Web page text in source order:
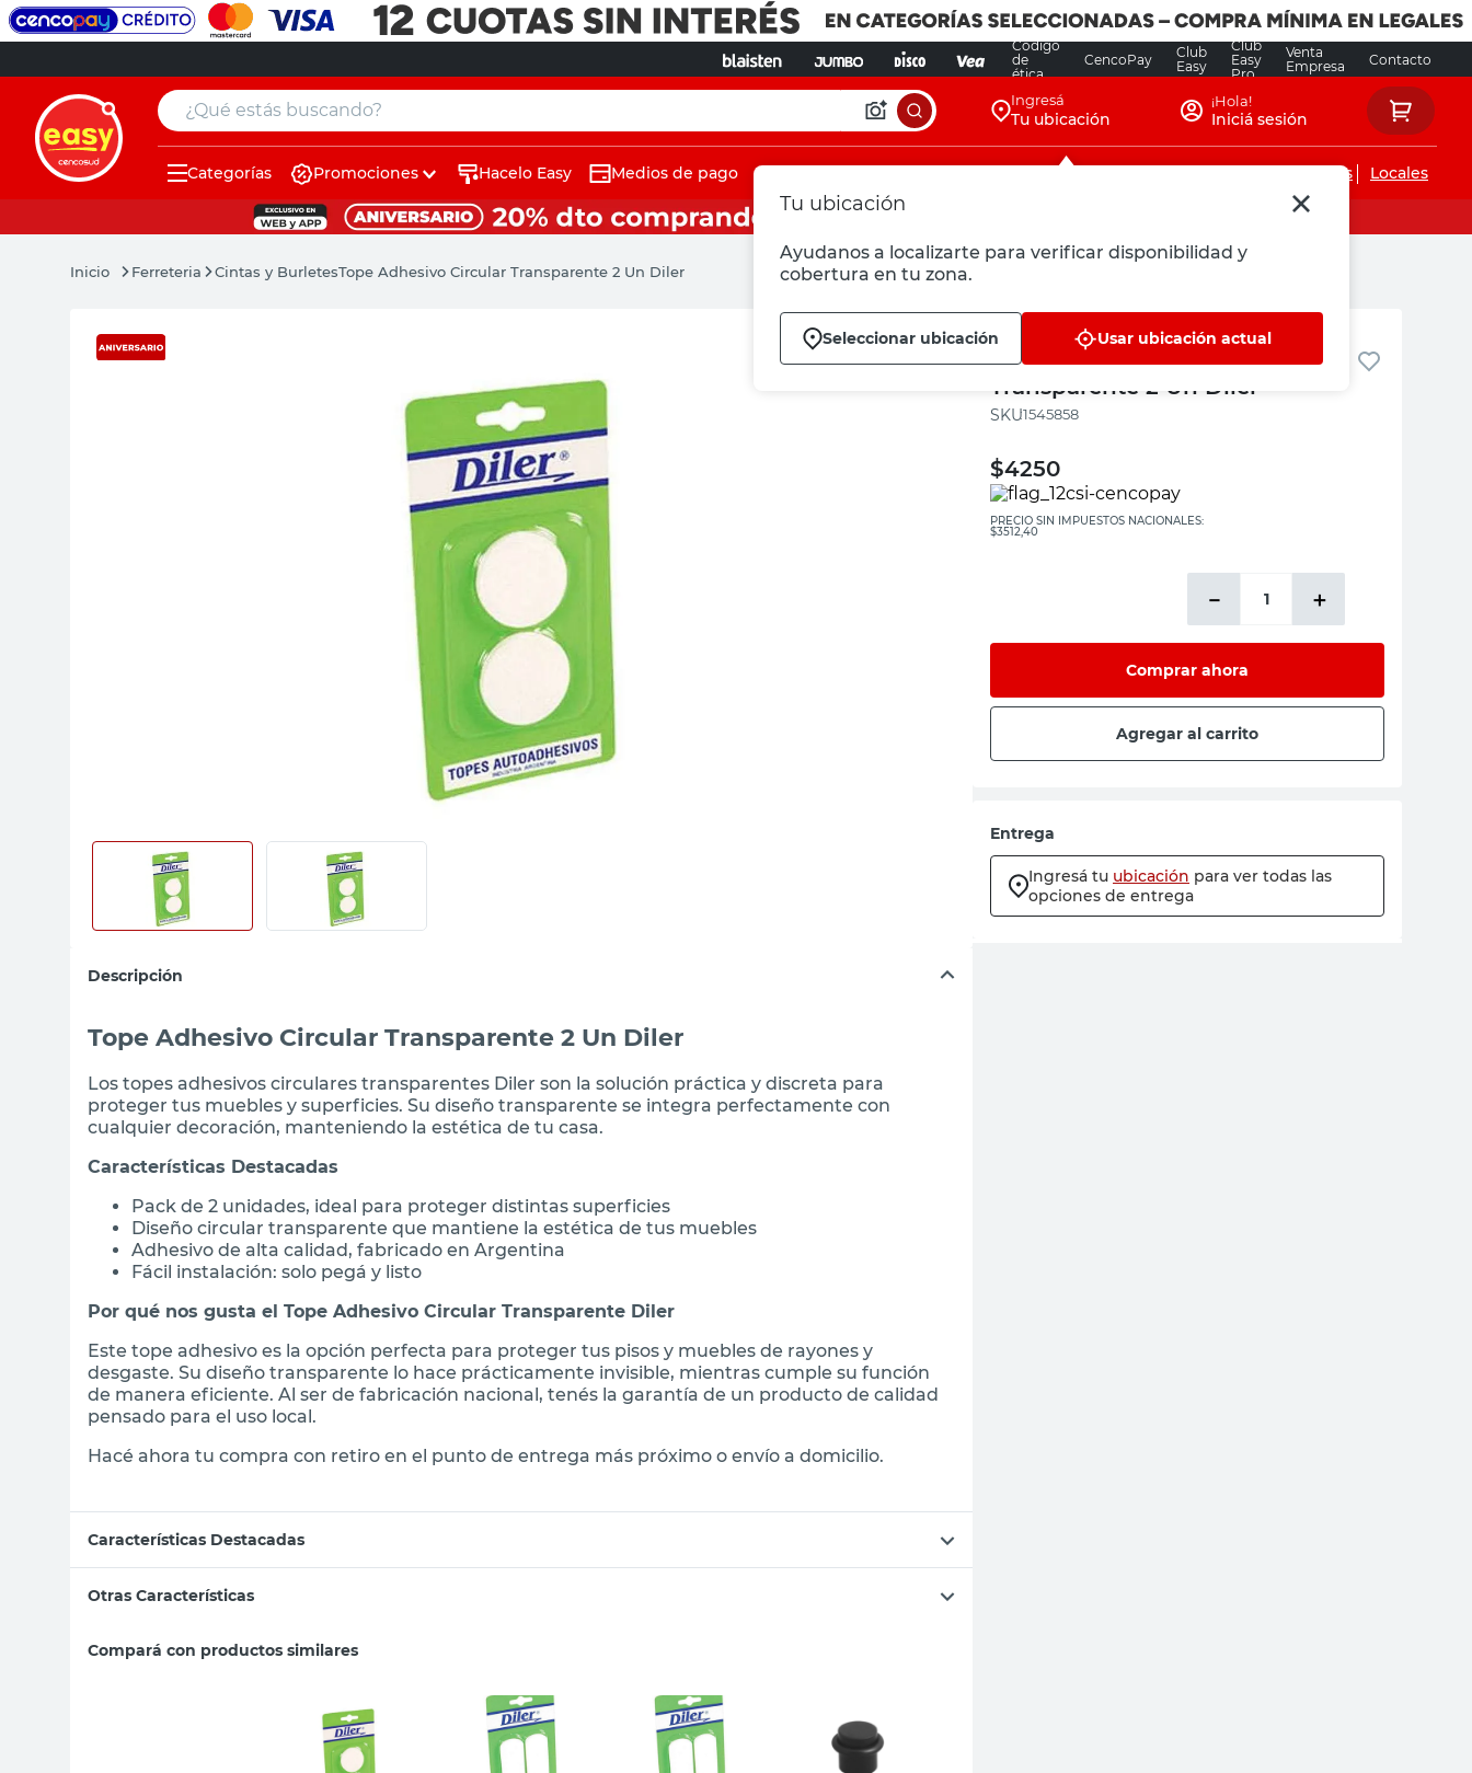
Código
de
ética
CencoPay
Club
Easy
Club
Easy
Pro
Venta
Empresa
Contacto
¿Qué estás buscando? Ingresá
Tu ubicación
Tu ubicación
Ayudanos a localizarte para verificar disponibilidad y
cobertura en tu zona.
Seleccionar ubicación Usar ubicación actual
¡Hola!
Iniciá sesión
Categorías Promociones Hacelo Easy Medios de pago Servicios de instalaciones Locales
Ferreteria Cintas y BurletesTope Adhesivo Circular Transparente 2 Un Diler
Descripción
Tope Adhesivo Circular Transparente 2 Un Diler
Los topes adhesivos circulares transparentes Diler son la solución práctica y discreta para
proteger tus muebles y superficies. Su diseño transparente se integra perfectamente con
cualquier decoración, manteniendo la estética de tu casa.
Características Destacadas
Pack de 2 unidades, ideal para proteger distintas superficies
Diseño circular transparente que mantiene la estética de tus muebles
Adhesivo de alta calidad, fabricado en Argentina
Fácil instalación: solo pegá y listo
Por qué nos gusta el Tope Adhesivo Circular Transparente Diler
Este tope adhesivo es la opción perfecta para proteger tus pisos y muebles de rayones y
desgaste. Su diseño transparente lo hace prácticamente invisible, mientras cumple su función
de manera eficiente. Al ser de fabricación nacional, tenés la garantía de un producto de calidad
pensado para el uso local.
Hacé ahora tu compra con retiro en el punto de entrega más próximo o envío a domicilio.
Características Destacadas
Otras Características
Compará con productos similares
Diler
Tope Adhesivo Circular
Transparente 2 Un Diler
:1545858
$4250
PRECIO SIN IMPUESTOS NACIONALES:
$3512,40
＋
－
Comprar ahora
Agregar al carrito
Entrega
Ingresá tu ubicación para ver todas las
opciones de entrega
muebles